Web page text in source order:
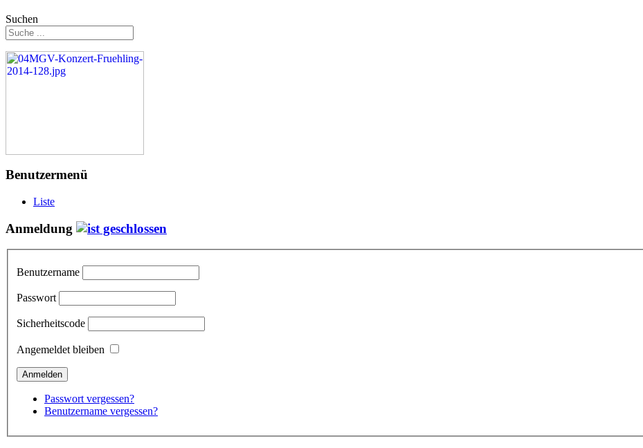
Suchen
Benutzermenü
Liste
Anmeldung
Benutzername
Passwort
Sicherheitscode
Angemeldet bleiben
Passwort vergessen?
Benutzername vergessen?